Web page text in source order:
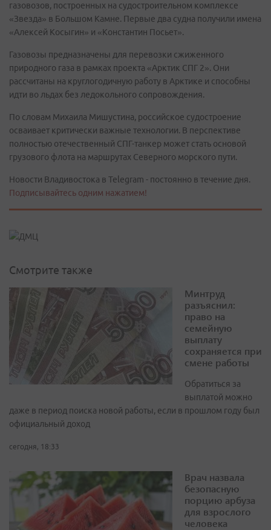
газовозов, построенных на судостроительном комплексе
«Звезда» в Большом Камне. Первые два судна получили имена
«Алексей Косыгин» и «Константин Посьет».
Газовозы предназначены для перевозки сжиженного
природного газа в рамках проекта «Арктик СПГ 2». Они
рассчитаны на круглогодичную работу в Арктике и способны
идти во льдах без ледокольного сопровождения.
По словам Михаила Мишустина, российское судостроение
осваивает критически важные технологии. В перспективе
полностью отечественный СПГ-танкер может стать основой
грузового флота на маршрутах Северного морского пути.
Новости Владивостока в Telegram - постоянно в течение дня.
Подписывайтесь одним нажатием!
Смотрите также
Минтруд
разъяснил:
право на
семейную
выплату
сохраняется при
смене работы
Обратиться за
выплатой можно
даже в период поиска новой работы, если в прошлом году был
официальный доход
сегодня, 18:33
Врач назвала
безопасную
порцию арбуза
для взрослого
человека